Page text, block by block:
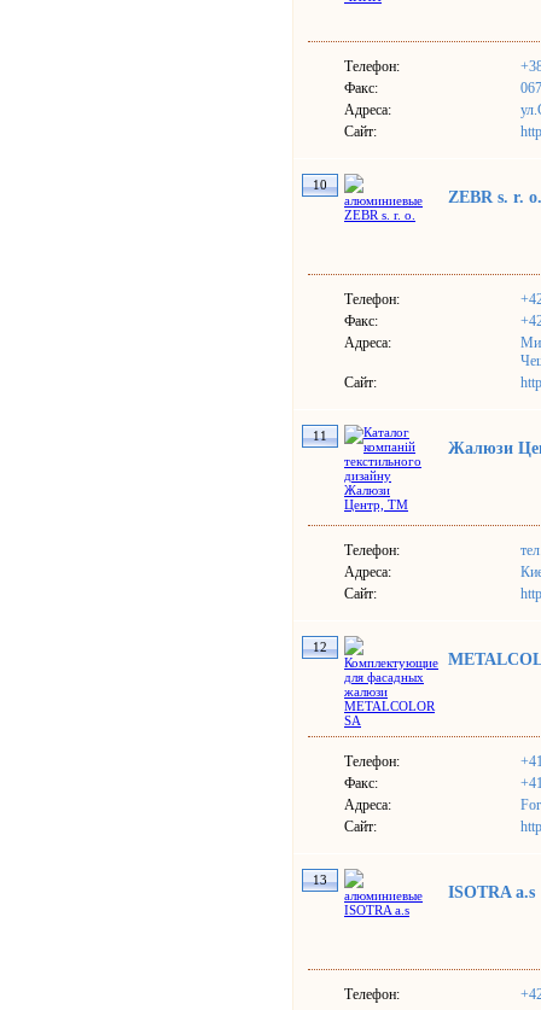
Телефон:
Факс:
Адреса:
Сайт:
10
ZEBR s. r. o.
Телефон:
Факс:
Адреса:
Сайт:
11
Жалюзи
Телефон:
Адреса:
Сайт:
12
Телефон:
Факс:
Адреса:
Сайт:
13
ISOTRA a.s
Телефон: